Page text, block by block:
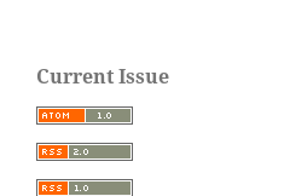
Current Issue